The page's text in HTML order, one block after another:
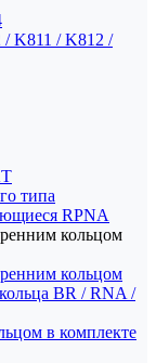
K811 / K812 /
типа
RPNA
кольцом
кольцом
BR / RNA /
в комплекте